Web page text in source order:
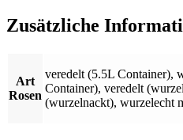
Zusätzliche
Art
Rosen
veredelt (5.5L Container),
Container), veredelt
(wurzelnackt), wurzelecht